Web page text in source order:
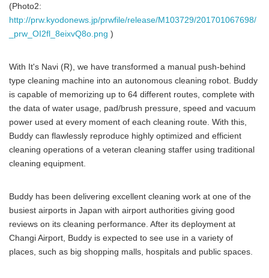
(Photo2:
http://prw.kyodonews.jp/prwfile/release/M103729/201701067698/
_prw_OI2fl_8eixvQ8o.png )
With It's Navi (R), we have transformed a manual push-behind
type cleaning machine into an autonomous cleaning robot. Buddy
is capable of memorizing up to 64 different routes, complete with
the data of water usage, pad/brush pressure, speed and vacuum
power used at every moment of each cleaning route. With this,
Buddy can flawlessly reproduce highly optimized and efficient
cleaning operations of a veteran cleaning staffer using traditional
cleaning equipment.
Buddy has been delivering excellent cleaning work at one of the
busiest airports in Japan with airport authorities giving good
reviews on its cleaning performance. After its deployment at
Changi Airport, Buddy is expected to see use in a variety of
places, such as big shopping malls, hospitals and public spaces.